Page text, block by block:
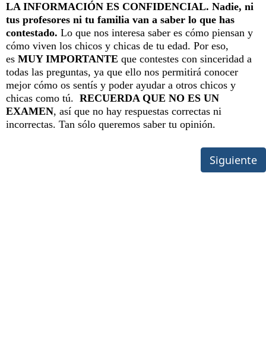
LA INFORMACIÓN ES CONFIDENCIAL. Nadie, ni
tus profesores ni tu familia van a saber lo que has
contestado. Lo que nos interesa saber es cómo piensan y
cómo viven los chicos y chicas de tu edad. Por eso,
es MUY IMPORTANTE que contestes con sinceridad a
todas las preguntas, ya que ello nos permitirá conocer
mejor cómo os sentís y poder ayudar a otros chicos y
chicas como tú. RECUERDA QUE NO ES UN
EXAMEN, así que no hay respuestas correctas ni
incorrectas. Tan sólo queremos saber tu opinión.
Siguiente